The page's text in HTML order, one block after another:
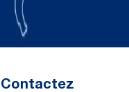
Contactez